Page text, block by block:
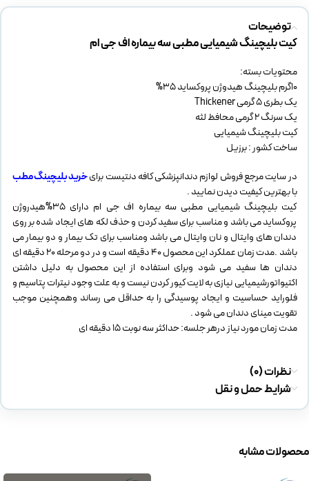
توضیحات
کیت بلیچینگ شیمیایی مطبی سه بیماره اف جی ام
محتویات بسته:
10گرم بلیچینگ هیدوژن پروکساید 35%
یک بطری 5 گرمی Thickener
یک سرنگ 2 گرمی محافظ لثه
کیت بلیچینگ شیمیایی
ساخت کشور : برزیل
در سایت مرجع فروش لوازم دندانپزشکی کافه دنتیست برایخرید بلیچینگ مطب
با بهترین کیفیت دیدن نمایید .
کیت بلیچینگ شیمیایی مطبی سه بیماره اف جی ام دارای 35%هیدروژن
پروکساید می باشد و مناسب برای سفید کردن و حذف لکه های ایجاد شده بر روی
دندان های وایتال و نان وایتال می باشد ومناسب برای تک بیمار و دو بیمار می
باشد .مدت زمان عملکرد این محصول 40 دقیقه است و در دو مرحله 20 دقیقه ای
دندان ها سفید می شود وبرای استفاده از این محصول به دلیل داشتن
اکتیواتورشیمیایی نیازی به لایت کیور کردن نیست و به علت وجود نیترات پتاسیم و
فلوراید حساسیت و ایجاد پوسیدگی را به حداقل می رساند وهمچنین موجب
تقویت مینای دندان می شود .
مدت زمان مورد نیاز درهر جلسه: حداکثر سه نوبت 15 دقیقه ای
نظرات (0)
شرایط حمل و نقل
محصولات مشابه